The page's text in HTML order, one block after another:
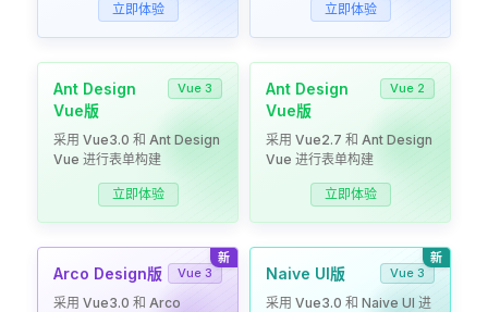
立即体验 立即体验
Ant Design
Vue版
Vue 3
采用 Vue3.0 和 Ant Design
Vue 进行表单构建
立即体验
Ant Design
Vue版
Vue 2
采用 Vue2.7 和 Ant Design
Vue 进行表单构建
立即体验
新
Arco Design版 Vue 3
采用 Vue3.0 和 Arco
新
Naive UI版 Vue 3
采用 Vue3.0 和 Naive UI 进